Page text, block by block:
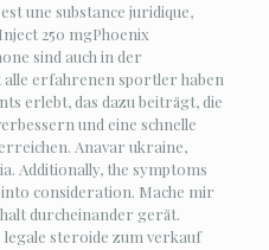
une substance juridique,
250 mgPhoenix
sind auch in der
alle erfahrenen sportler haben
erlebt, das dazu beiträgt, die
und eine schnelle
Anavar ukraine,
Additionally, the symptoms
consideration. Mache mir
durcheinander gerät.
steroide zum verkauf